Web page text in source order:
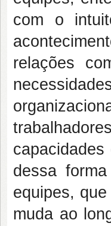
com o
relações
dessa
equipes,
muda ao